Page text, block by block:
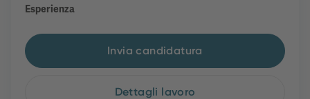
Esperienza
Invia candidatura
Dettagli lavoro